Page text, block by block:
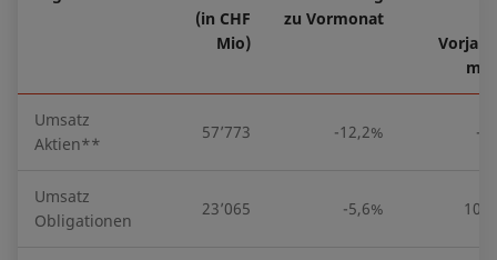
(in CHF
Mio)
zu Vormonat
Umsatz
Aktien**
57’773 -12,2% -
Umsatz
Obligationen
23’065 -5,6%